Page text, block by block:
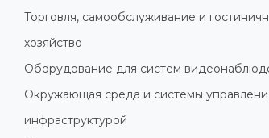
Торговля, самообслуживание и
хозяйство
Оборудование для систем
Окружающая среда и системы
инфраструктурой